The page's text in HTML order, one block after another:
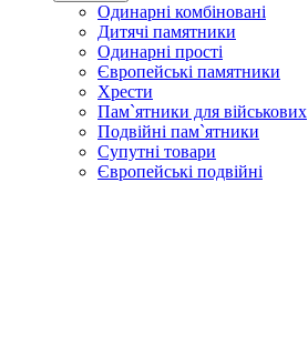
Одинарні комбіновані
Дитячі памятники
Одинарні прості
Європейські памятники
Хрести
Пам`ятники для військових
Подвійні пам`ятники
Супутні товари
Європейські подвійні